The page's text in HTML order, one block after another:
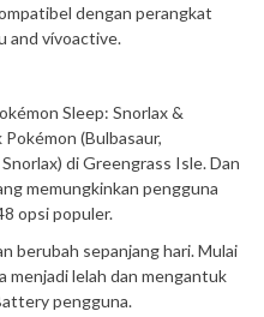
dengan perangkat
and vívoactive.
Sleep: Snorlax &
(Bulbasaur,
di Greengrass Isle. Dan
memungkinkan pengguna
opsi populer.
berubah sepanjang hari. Mulai
menjadi lelah dan mengantuk
pengguna.